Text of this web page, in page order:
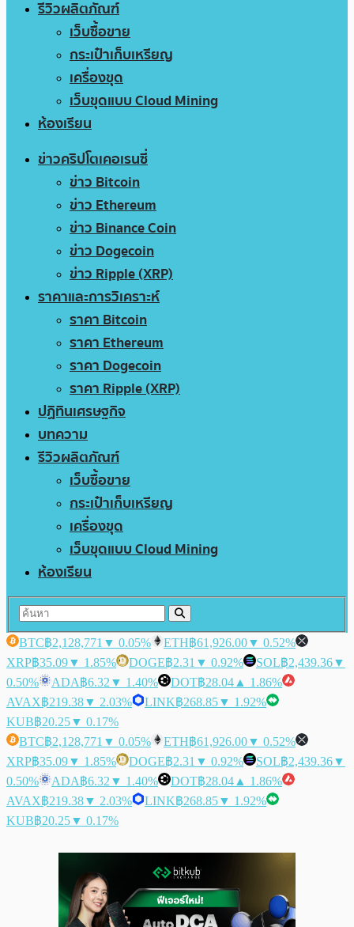
รีวิวผลิตภัณฑ์
เว็บซื้อขาย
กระเป๋าเก็บเหรียญ
เครื่องขุด
เว็บขุดแบบ Cloud Mining
ห้องเรียน
ข่าวคริปโตเคอเรนซี่
ข่าว Bitcoin
ข่าว Ethereum
ข่าว Binance Coin
ข่าว Dogecoin
ข่าว Ripple (XRP)
ราคาและการวิเคราะห์
ราคา Bitcoin
ราคา Ethereum
ราคา Dogecoin
ราคา Ripple (XRP)
ปฏิทินเศรษฐกิจ
บทความ
รีวิวผลิตภัณฑ์
เว็บซื้อขาย
กระเป๋าเก็บเหรียญ
เครื่องขุด
เว็บขุดแบบ Cloud Mining
ห้องเรียน
BTC฿2,128,771 ▼ 0.05% ETH฿61,926.00▼ 0.52%
XRP฿35.09▼ 1.85% DOGE฿2.31 ▼ 0.92% SOL฿2,439.36▼
0.50%
ADA฿6.32 ▼ 1.40% DOT฿28.04 ▲ 1.86%
AVAX฿219.38▼ 2.03% LINK฿268.85▼ 1.92%
KUB฿20.25▼ 0.17%
BTC฿2,128,771 ▼ 0.05% ETH฿61,926.00▼ 0.52%
XRP฿35.09▼ 1.85% DOGE฿2.31 ▼ 0.92% SOL฿2,439.36▼
0.50%
ADA฿6.32 ▼ 1.40% DOT฿28.04 ▲ 1.86%
AVAX฿219.38▼ 2.03% LINK฿268.85▼ 1.92%
KUB฿20.25▼ 0.17%